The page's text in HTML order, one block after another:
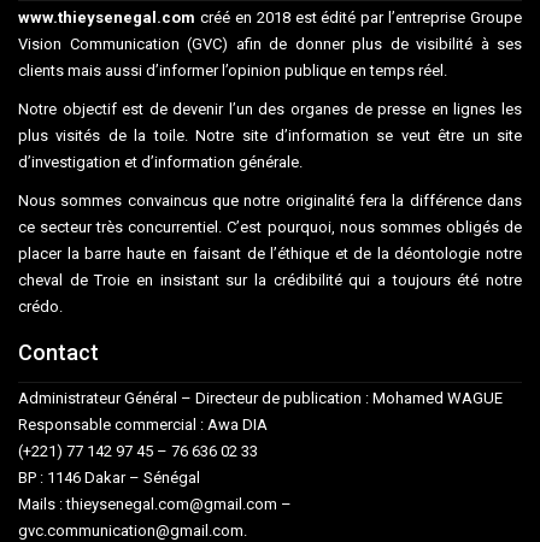
www.thieysenegal.com créé en 2018 est édité par l’entreprise Groupe
Vision Communication (GVC) afin de donner plus de visibilité à ses
clients mais aussi d’informer l’opinion publique en temps réel.
Notre objectif est de devenir l’un des organes de presse en lignes les
plus visités de la toile. Notre site d’information se veut être un site
d’investigation et d’information générale.
Nous sommes convaincus que notre originalité fera la différence dans
ce secteur très concurrentiel. C’est pourquoi, nous sommes obligés de
placer la barre haute en faisant de l’éthique et de la déontologie notre
cheval de Troie en insistant sur la crédibilité qui a toujours été notre
crédo.
Contact
Administrateur Général – Directeur de publication : Mohamed WAGUE
Responsable commercial : Awa DIA
(+221) 77 142 97 45 – 76 636 02 33
BP : 1146 Dakar – Sénégal
Mails : thieysenegal.com@gmail.com –
gvc.communication@gmail.com.